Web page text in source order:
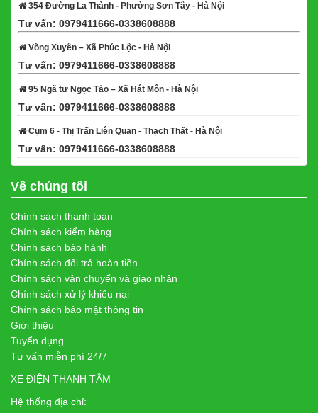
354 Đường La Thành - Phường Sơn Tây - Hà Nội
Tư vấn: 0979411666-0338608888
Võng Xuyên – Xã Phúc Lộc - Hà Nội
Tư vấn: 0979411666-0338608888
95 Ngã tư Ngọc Tảo – Xã Hát Môn - Hà Nội
Tư vấn: 0979411666-0338608888
Cụm 6 - Thị Trấn Liên Quan - Thạch Thất - Hà Nội
Tư vấn: 0979411666-0338608888
Về chúng tôi
Chính sách thanh toán
Chính sách kiểm hàng
Chính sách bảo hành
Chính sách đổi trả hoàn tiền
Chính sách vận chuyển và giao nhận
Chính sách xử lý khiếu nại
Chính sách bảo mật thông tin
Giới thiệu
Tuyển dụng
Tư vấn miễn phí 24/7
XE ĐIỆN THANH TÂM
Hệ thống địa chỉ: